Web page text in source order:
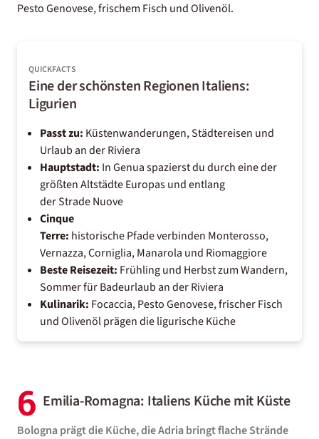
Pesto Genovese, frischem Fisch und Olivenöl.
QUICKFACTS
Eine der schönsten Regionen Italiens:
Ligurien
Passt zu: Küstenwanderungen, Städtereisen und
Urlaub an der Riviera
Hauptstadt: In Genua spazierst du durch eine der
größten Altstädte Europas und entlang
der Strade Nuove
Cinque
Terre: historische Pfade verbinden Monterosso,
Vernazza, Corniglia, Manarola und Riomaggiore
Beste Reisezeit: Frühling und Herbst zum Wandern,
Sommer für Badeurlaub an der Riviera
Kulinarik: Focaccia, Pesto Genovese, frischer Fisch
und Olivenöl prägen die ligurische Küche
6 Emilia-Romagna: Italiens Küche mit Küste
Bologna prägt die Küche, die Adria bringt flache Strände